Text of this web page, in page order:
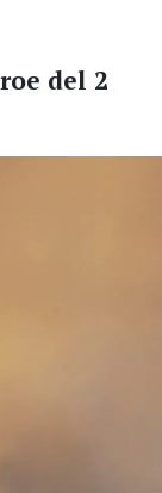
del 2